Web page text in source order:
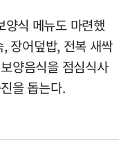
양식 메뉴도 마련했
장어덮밥, 전복 새싹
양음식을 점심식사
을 돕는다.